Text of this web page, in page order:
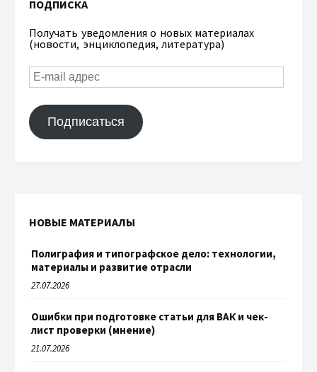
ПОДПИСКА
Получать уведомления о новых материалах
(новости, энциклопедия, литература)
Подписаться
НОВЫЕ МАТЕРИАЛЫ
Полиграфия и типографское дело: технологии,
материалы и развитие отрасли
27.07.2026
Ошибки при подготовке статьи для ВАК и чек-
лист проверки (мнение)
21.07.2026